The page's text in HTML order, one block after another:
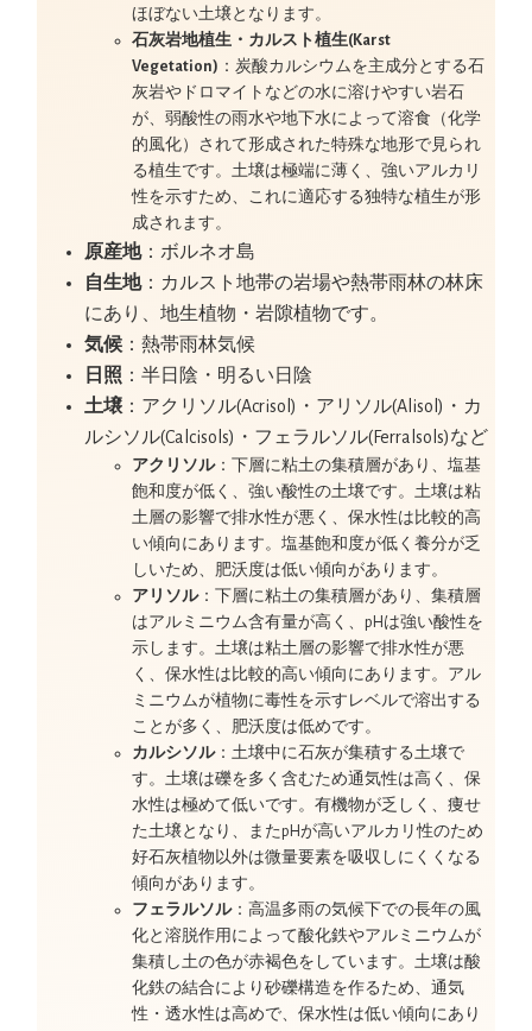
ほぼない土壌となります。
石灰岩地植生・カルスト植生(Karst
Vegetation) ：炭酸カルシウムを主成分とする石
灰岩やドロマイトなどの水に溶けやすい岩石
が、弱酸性の雨水や地下水によって溶食（化学
的風化）されて形成された特殊な地形で見られ
る植生です。土壌は極端に薄く、強いアルカリ
性を示すため、これに適応する独特な植生が形
成されます。
原産地：ボルネオ島
自生地：カルスト地帯の岩場や熱帯雨林の林床
にあり、地生植物・岩隙植物です。
気候 ：熱帯雨林気候
日照 ：半日陰・明るい日陰
土壌 ：アクリソル(Acrisol)・アリソル(Alisol)・カ
ルシソル(Calcisols)・フェラルソル(Ferralsols)など
アクリソル：下層に粘土の集積層があり、塩基
飽和度が低く、強い酸性の土壌です。土壌は粘
土層の影響で排水性が悪く、保水性は比較的高
い傾向にあります。塩基飽和度が低く養分が乏
しいため、肥沃度は低い傾向があります。
アリソル：下層に粘土の集積層があり、集積層
はアルミニウム含有量が高く、pHは強い酸性を
示します。土壌は粘土層の影響で排水性が悪
く、保水性は比較的高い傾向にあります。アル
ミニウムが植物に毒性を示すレベルで溶出する
ことが多く、肥沃度は低めです。
カルシソル：土壌中に石灰が集積する土壌で
す。土壌は礫を多く含むため通気性は高く、保
水性は極めて低いです。有機物が乏しく、痩せ
た土壌となり、またpHが高いアルカリ性のため
好石灰植物以外は微量要素を吸収しにくくなる
傾向があります。
フェラルソル：高温多雨の気候下での長年の風
化と溶脱作用によって酸化鉄やアルミニウムが
集積し土の色が赤褐色をしています。土壌は酸
化鉄の結合により砂礫構造を作るため、通気
性・透水性は高めで、保水性は低い傾向にあり